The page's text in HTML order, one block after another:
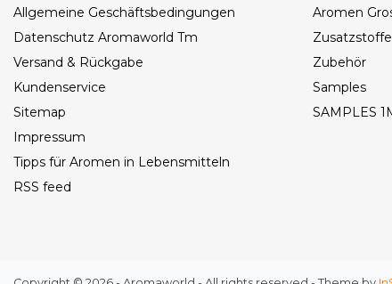
Allgemeine Geschäftsbedingungen
Datenschutz Aromaworld Tm
Versand & Rückgabe
Kundenservice
Sitemap
Impressum
Tipps für Aromen in Lebensmitteln
RSS feed
Aromen
Zusatzstoffe
Zubehör
Samples
SAMPLES